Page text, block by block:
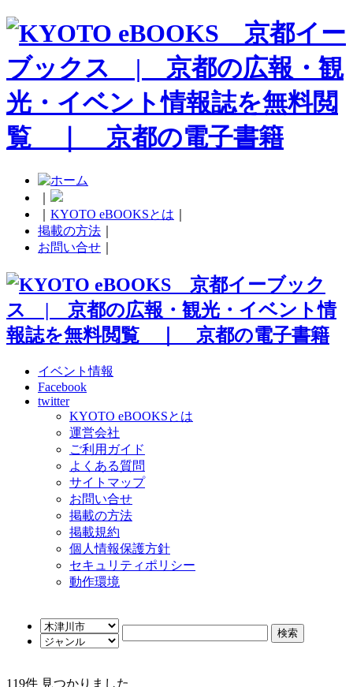
KYOTO eBOOKSとは
掲載の方法
お問い合せ
イベント情報
Facebook
twitter
KYOTO eBOOKSとは
運営会社
ご利用ガイド
よくある質問
サイトマップ
お問い合せ
掲載の方法
掲載規約
個人情報保護方針
セキュリティポリシー
動作環境
119件 見つかりました